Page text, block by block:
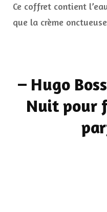
Ce coffret contient
que la crème
– Hugo
Nuit pour